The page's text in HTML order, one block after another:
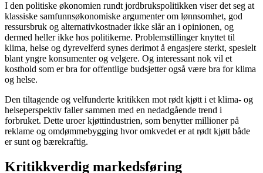
I den politiske økonomien rundt jordbrukspolitikken viser det seg at
klassiske samfunnsøkonomiske argumenter om lønnsomhet, god
ressursbruk og alternativkostnader ikke slår an i opinionen, og
dermed heller ikke hos politikerne. Problemstillinger knyttet til
klima, helse og dyrevelferd synes derimot å engasjere sterkt, spesielt
blant yngre konsumenter og velgere. Og interessant nok vil et
kosthold som er bra for offentlige budsjetter også være bra for klima
og helse.
Den tiltagende og velfunderte kritikken mot rødt kjøtt i et klima- og
helseperspektiv faller sammen med en nedadgående trend i
forbruket. Dette uroer kjøttindustrien, som benytter millioner på
reklame og omdømmebygging hvor omkvedet er at rødt kjøtt både
er sunt og bærekraftig.
Kritikkverdig markedsføring